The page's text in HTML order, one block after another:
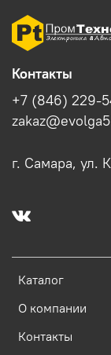
Каталог
О компании
Контакты
Контакты
+7 (846) 229-
г. Самара, ул.